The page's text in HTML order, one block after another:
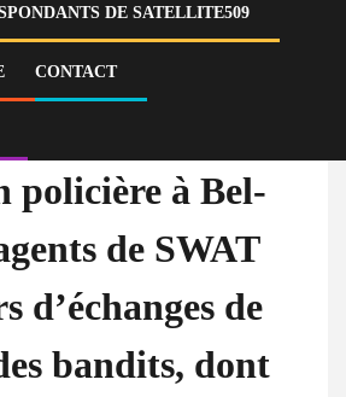
DE SATELLITE509
CONTACT
: des agents de SWAT blessés lors
bandits, dont plusieurs sont tués
policière à Bel-
de SWAT
d’échanges de
bandits, dont